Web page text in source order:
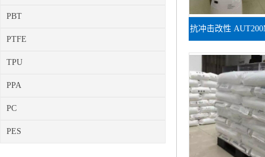
PBT
PTFE
TPU
PPA
PC
PES
抗冲击改性
车载震动工